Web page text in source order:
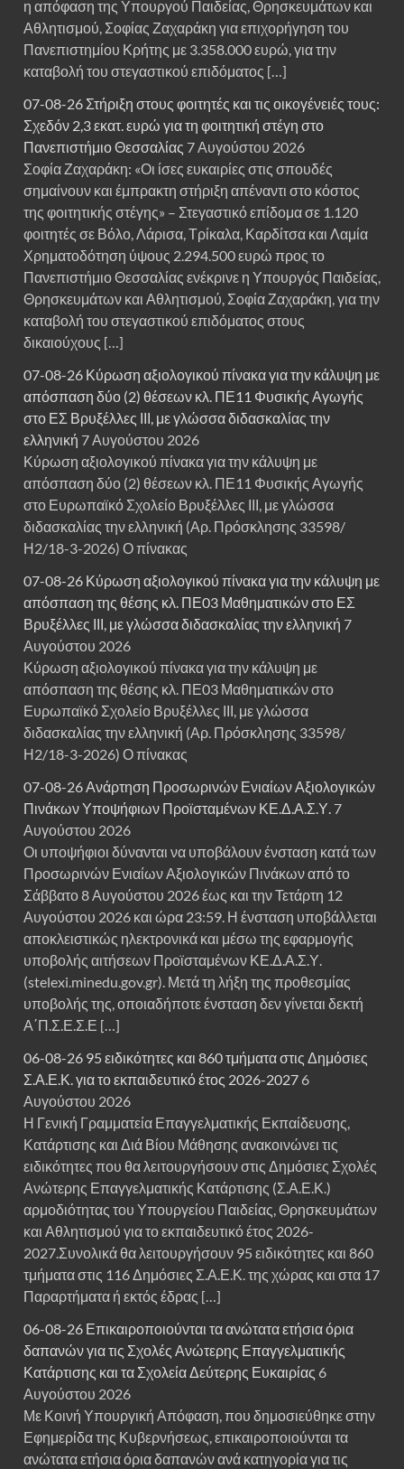
η απόφαση της Υπουργού Παιδείας, Θρησκευμάτων και
Αθλητισμού, Σοφίας Ζαχαράκη για επιχορήγηση του
Πανεπιστημίου Κρήτης με 3.358.000 ευρώ, για την
καταβολή του στεγαστικού επιδόματος […]
07-08-26 Στήριξη στους φοιτητές και τις οικογένειές τους:
Σχεδόν 2,3 εκατ. ευρώ για τη φοιτητική στέγη στο
Πανεπιστήμιο Θεσσαλίας 7 Αυγούστου 2026
Σοφία Ζαχαράκη: «Οι ίσες ευκαιρίες στις σπουδές
σημαίνουν και έμπρακτη στήριξη απέναντι στο κόστος
της φοιτητικής στέγης» – Στεγαστικό επίδομα σε 1.120
φοιτητές σε Βόλο, Λάρισα, Τρίκαλα, Καρδίτσα και Λαμία
Χρηματοδότηση ύψους 2.294.500 ευρώ προς το
Πανεπιστήμιο Θεσσαλίας ενέκρινε η Υπουργός Παιδείας,
Θρησκευμάτων και Αθλητισμού, Σοφία Ζαχαράκη, για την
καταβολή του στεγαστικού επιδόματος στους
δικαιούχους […]
07-08-26 Κύρωση αξιολογικού πίνακα για την κάλυψη με
απόσπαση δύο (2) θέσεων κλ. ΠΕ11 Φυσικής Αγωγής
στο ΕΣ Βρυξέλλες ΙΙΙ, με γλώσσα διδασκαλίας την
ελληνική 7 Αυγούστου 2026
Κύρωση αξιολογικού πίνακα για την κάλυψη με
απόσπαση δύο (2) θέσεων κλ. ΠΕ11 Φυσικής Αγωγής
στο Ευρωπαϊκό Σχολείο Βρυξέλλες ΙΙΙ, με γλώσσα
διδασκαλίας την ελληνική (Αρ. Πρόσκλησης 33598/
Η2/18-3-2026) Ο πίνακας
07-08-26 Κύρωση αξιολογικού πίνακα για την κάλυψη με
απόσπαση της θέσης κλ. ΠΕ03 Μαθηματικών στο ΕΣ
Βρυξέλλες ΙΙΙ, με γλώσσα διδασκαλίας την ελληνική 7
Αυγούστου 2026
Κύρωση αξιολογικού πίνακα για την κάλυψη με
απόσπαση της θέσης κλ. ΠΕ03 Μαθηματικών στο
Ευρωπαϊκό Σχολείο Βρυξέλλες ΙΙΙ, με γλώσσα
διδασκαλίας την ελληνική (Αρ. Πρόσκλησης 33598/
Η2/18-3-2026) Ο πίνακας
07-08-26 Ανάρτηση Προσωρινών Ενιαίων Αξιολογικών
Πινάκων Υποψήφιων Προϊσταμένων ΚΕ.Δ.Α.Σ.Υ. 7
Αυγούστου 2026
Οι υποψήφιοι δύνανται να υποβάλουν ένσταση κατά των
Προσωρινών Ενιαίων Αξιολογικών Πινάκων από το
Σάββατο 8 Αυγούστου 2026 έως και την Τετάρτη 12
Αυγούστου 2026 και ώρα 23:59. Η ένσταση υποβάλλεται
αποκλειστικώς ηλεκτρονικά και μέσω της εφαρμογής
υποβολής αιτήσεων Προϊσταμένων ΚΕ.Δ.Α.Σ.Υ.
(stelexi.minedu.gov.gr). Μετά τη λήξη της προθεσμίας
υποβολής της, οποιαδήποτε ένσταση δεν γίνεται δεκτή
Α΄Π.Σ.Ε.Σ.Ε […]
06-08-26 95 ειδικότητες και 860 τμήματα στις Δημόσιες
Σ.Α.Ε.Κ. για το εκπαιδευτικό έτος 2026-2027 6
Αυγούστου 2026
Η Γενική Γραμματεία Επαγγελματικής Εκπαίδευσης,
Κατάρτισης και Διά Βίου Μάθησης ανακοινώνει τις
ειδικότητες που θα λειτουργήσουν στις Δημόσιες Σχολές
Ανώτερης Επαγγελματικής Κατάρτισης (Σ.Α.Ε.Κ.)
αρμοδιότητας του Υπουργείου Παιδείας, Θρησκευμάτων
και Αθλητισμού για το εκπαιδευτικό έτος 2026-
2027.Συνολικά θα λειτουργήσουν 95 ειδικότητες και 860
τμήματα στις 116 Δημόσιες Σ.Α.Ε.Κ. της χώρας και στα 17
Παραρτήματα ή εκτός έδρας […]
06-08-26 Επικαιροποιούνται τα ανώτατα ετήσια όρια
δαπανών για τις Σχολές Ανώτερης Επαγγελματικής
Κατάρτισης και τα Σχολεία Δεύτερης Ευκαιρίας 6
Αυγούστου 2026
Με Κοινή Υπουργική Απόφαση, που δημοσιεύθηκε στην
Εφημερίδα της Κυβερνήσεως, επικαιροποιούνται τα
ανώτατα ετήσια όρια δαπανών ανά κατηγορία για τις